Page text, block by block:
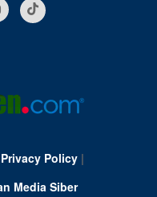
Privacy Policy|
Media Siber